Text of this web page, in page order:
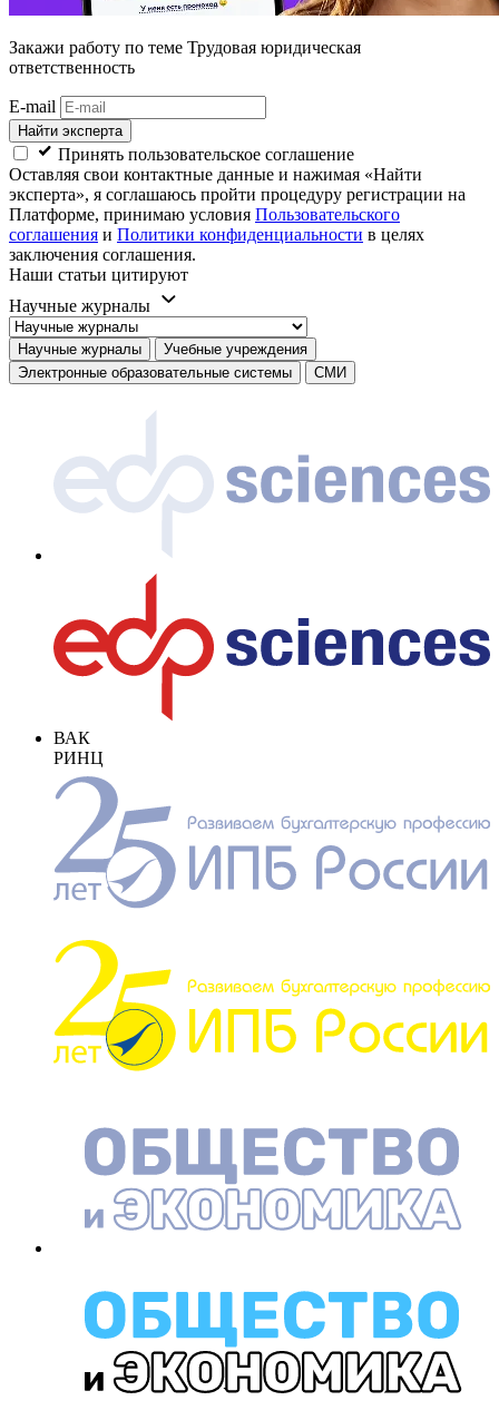
Закажи работу по теме Трудовая юридическая
ответственность
E-mail
Найти эксперта
Принять пользовательское соглашение
Оставляя свои контактные данные и нажимая «Найти
эксперта», я соглашаюсь пройти процедуру регистрации на
Платформе, принимаю условия Пользовательского
соглашения и Политики конфиденциальности в целях
заключения соглашения.
Наши статьи цитируют
Научные журналы
Научные журналы
Учебные учреждения
Электронные образовательные системы
СМИ
ВАК
РИНЦ